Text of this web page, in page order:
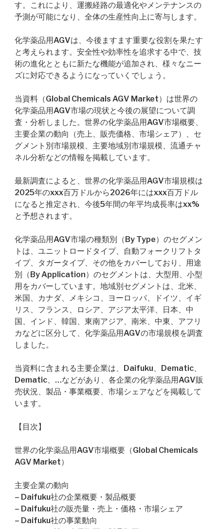
す。これにより、運搬経路の最適化やメンテナンスの
予測が可能になり、全体の生産性向上に寄与します。
化学薬品用AGVは、今後ますます重要な役割を果たす
と考えられます。安全性や効率性を追求する中で、技
術の進化とともに新たな機能が追加され、様々なニー
ズに対応できるようになっていくでしょう。
当資料（Global Chemicals AGV Market）は世界の
化学薬品用AGV市場の現状と今後の展望について調
査・分析しました。世界の化学薬品用AGV市場概要、
主要企業の動向（売上、販売価格、市場シェア）、セ
グメント別市場規模、主要地域別市場規模、流通チャ
ネル分析などの情報を掲載しています。
最新調査によると、世界の化学薬品用AGV市場規模は
2025年のxxx百万ドルから2026年にはxxx百万ドル
になると推定され、今後5年間の年平均成長率はxx%
と予想されます。
化学薬品用AGV市場の種類別（By Type）のセグメン
トは、ユニットロードタイプ、自動フォークリフトタ
イプ、タガータイプ、その他をカバーしており、用途
別（By Application）のセグメントは、大型用、小型
用をカバーしています。地域別セグメントは、北米、
米国、カナダ、メキシコ、ヨーロッパ、ドイツ、イギ
リス、フランス、ロシア、アジア太平洋、日本、中
国、インド、韓国、東南アジア、南米、中東、アフリ
カなどに区分して、化学薬品用AGVの市場規模を調査
しました。
当資料に含まれる主要企業は、Daifuku、Dematic、
Dematic、…などがあり、各企業の化学薬品用AGV販
売状況、製品・事業概要、市場シェアなどを掲載して
います。
【目次】
世界の化学薬品用AGV市場概要（Global Chemicals
AGV Market）
主要企業の動向
– Daifuku社の企業概要・製品概要
– Daifuku社の販売量・売上・価格・市場シェア
– Daifuku社の事業動向